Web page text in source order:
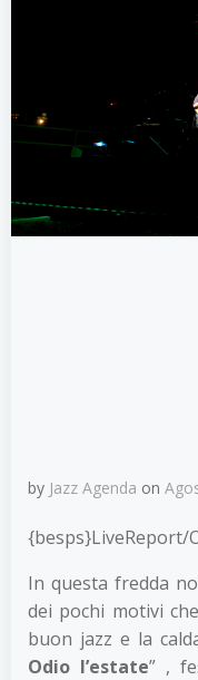
by Jazz Agenda on
{besps}LiveReport/
In questa fredda
dei pochi motivi
buon jazz e la
Odio l’estate” ,